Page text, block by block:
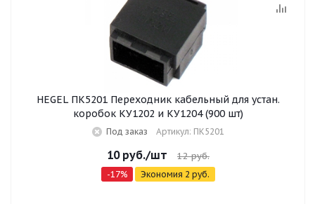
HEGEL ПК5201 Переходник кабельный для устан.
коробок КУ1202 и КУ1204 (900 шт)
Под заказ Артикул: ПК5201
10руб./шт 12руб.
-17% Экономия 2 руб.